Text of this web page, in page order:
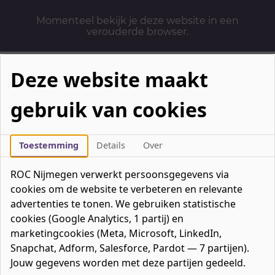
Momenteel bekijk je deze website in een
verouderde browser.
Mbo-opleidingen
Werken & Leren
Mavo / havo / vwo
Contact
Over ons
Bedrijven
Favorieten0favorieten
Mijn ROC
Zoeken
Deze website maakt
gebruik van cookies
Toestemming Details Over
ROC Nijmegen verwerkt persoonsgegevens via
cookies om de website te verbeteren en relevante
advertenties te tonen. We gebruiken statistische
cookies (Google Analytics, 1 partij) en
marketingcookies (Meta, Microsoft, LinkedIn,
Snapchat, Adform, Salesforce, Pardot — 7 partijen).
Jouw gegevens worden met deze partijen gedeeld.